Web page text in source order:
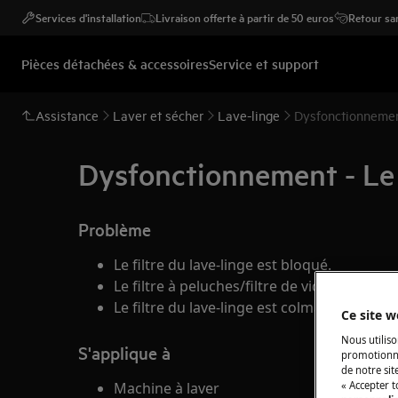
Services d'installation Livraison offerte à partir de 50 euros Retour
Pièces détachées & accessoiresService et support
Assistance Laver et sécher Lave-linge
Dysfonctionnement -
Problème
Le filtre du lave-linge est bloqué.
Le filtre à peluches/filtre de vidange ne
Le filtre du lave-linge est colmaté.
S'applique à
Machine à laver
Ce site
Nous
de notre
« Accepter